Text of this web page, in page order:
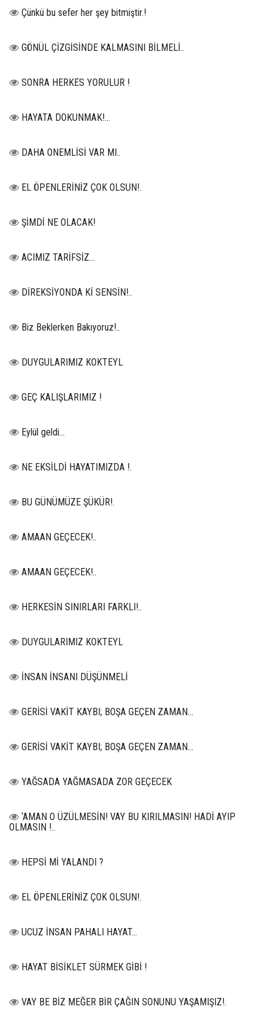
Çünkü bu sefer her şey bitmiştir.!
GÖNÜL ÇİZGİSİNDE KALMASINI BİLMELİ..
SONRA HERKES YORULUR !
HAYATA DOKUNMAK!...
DAHA ONEMLİSİ VAR MI..
EL ÖPENLERİNİZ ÇOK OLSUN!.
ŞİMDİ NE OLACAK!
ACIMIZ TARİFSİZ…
DİREKSİYONDA Kİ SENSİN!..
Biz Beklerken Bakıyoruz!..
DUYGULARIMIZ KOKTEYL
GEÇ KALIŞLARIMIZ !
Eylül geldi…
NE EKSİLDİ HAYATIMIZDA !.
BU GÜNÜMÜZE ŞÜKÜR!.
AMAAN GEÇECEK!..
AMAAN GEÇECEK!..
HERKESİN SINIRLARI FARKLI!..
DUYGULARIMIZ KOKTEYL
İNSAN İNSANI DÜŞÜNMELİ
GERİSİ VAKİT KAYBI; BOŞA GEÇEN ZAMAN...
GERİSİ VAKİT KAYBI; BOŞA GEÇEN ZAMAN...
YAĞSADA YAĞMASADA ZOR GEÇECEK
‘AMAN O ÜZÜLMESİN! VAY BU KIRILMASIN! HADİ AYIP
OLMASIN !..
HEPSİ Mİ YALANDI ?
EL ÖPENLERİNİZ ÇOK OLSUN!.
UCUZ İNSAN PAHALI HAYAT…
HAYAT BİSİKLET SÜRMEK GİBİ !
VAY BE BİZ MEĞER BİR ÇAĞIN SONUNU YAŞAMIŞIZ!.